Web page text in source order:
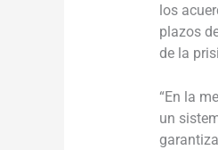
los
plazos
de la
“En la
un